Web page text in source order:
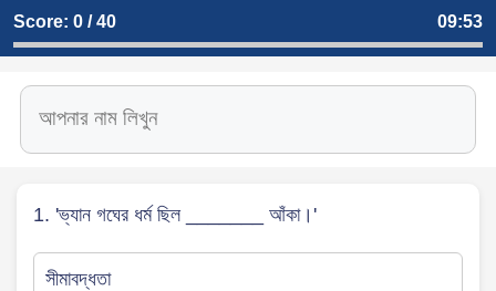
Score: 0 / 40 09:52
1. 'ভ্যান গঘের ধর্ম ছিল _______ আঁকা।'
সীমাবদ্ধতা